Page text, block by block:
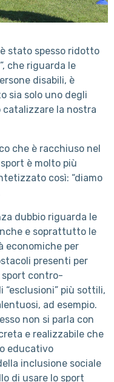
stato spesso ridotto
che riguarda le
disabili, è
sia solo uno degli
la nostra
che è racchiuso nel
è molto più
così: “diamo
dubbio riguarda le
e soprattutto le
economiche per
presenti per
sport contro-
più sottili,
ad esempio.
non si parla con
e realizzabile che
educativo
inclusione sociale
di usare lo sport